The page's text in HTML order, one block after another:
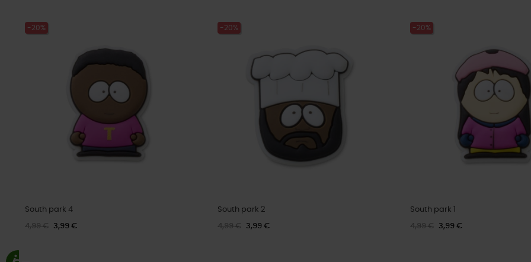
-20%
South park 4
4,99 € 3,99 €
-20%
South park 2
4,99 € 3,99 €
-20%
South park 1
4,99 € 3,99 €